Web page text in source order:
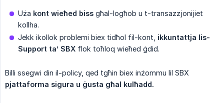
Uża kont wieħed biss għal-logħob u t-transazzjonijiet
kollha.
Jekk ikollok problemi biex tidħol fil-kont, ikkuntattja lis-
Support ta’ SBX flok toħloq wieħed ġdid.
Billi ssegwi din il-policy, qed tgħin biex inżommu lil SBX
pjattaforma sigura u ġusta għal kulħadd.